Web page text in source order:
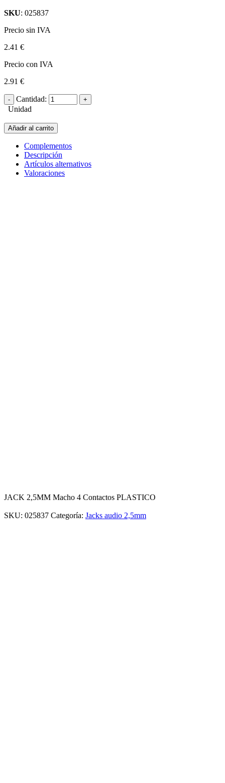
SKU: 025837
Precio sin IVA
2.41 €
Precio con IVA
2.91 €
Cantidad:
Unidad
Añadir al carrito
Complementos
Descripción
Artículos alternativos
Valoraciones
JACK 2,5MM Macho 4 Contactos PLASTICO
SKU: 025837 Categoría: Jacks audio 2,5mm